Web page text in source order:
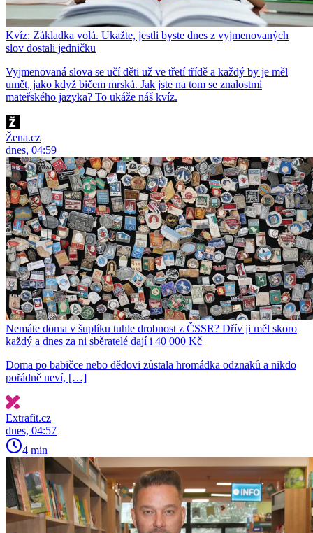
Kvíz: Základka volá. Ukažte, jestli byste dnes z vyjmenovaných
slov dostali jedničku
Vyjmenovaná slova se učí děti už ve třetí třídě a každý by je měl
umět, jako když bičem mrská. Jak jste na tom se znalostmi
mateřského jazyka? To ukáže náš kvíz.
Žena.cz
dnes, 04:59
Nemáte doma v šuplíku tuhle drobnost z ČSSR? Dřív ji měl skoro
každý a dnes za ni sběratelé dají i 40 000 Kč
Doma po babičce nebo dědovi zůstala hromádka odznaků a nikdo
pořádně neví, […]
Extrafit.cz
dnes, 04:57
4 min